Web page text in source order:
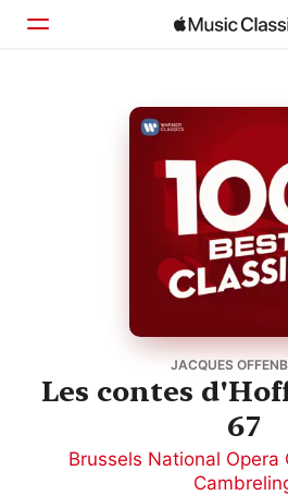
JACQUES
Les contes
67
Brussels National Opera